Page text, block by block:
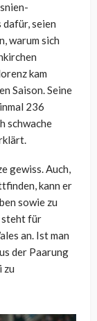
seien
warum sich
kam
Saison. Seine
236
schwache
gewiss. Auch,
kann er
sowie zu
steht für
an. Ist man
der Paarung
zu